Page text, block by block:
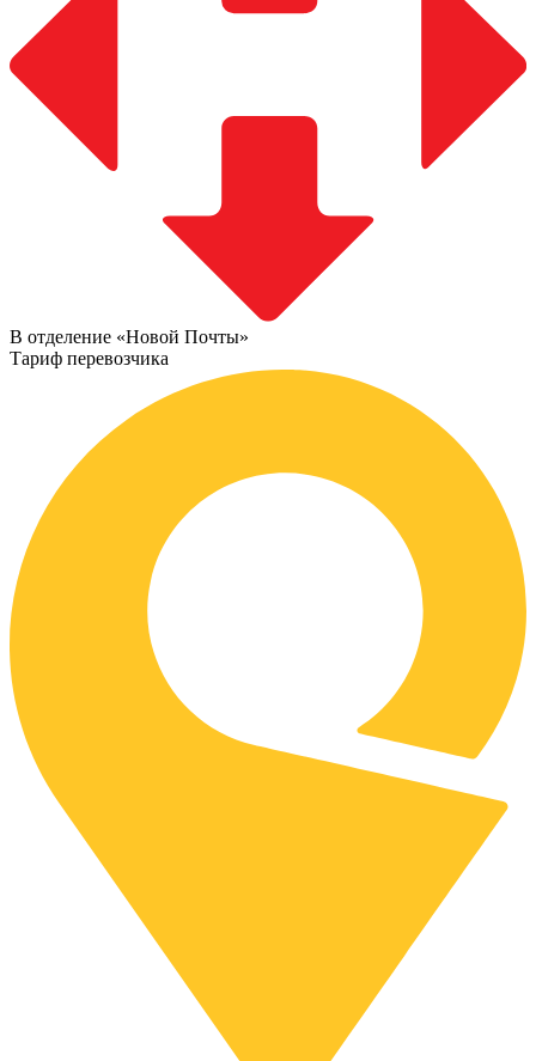
В отделение «Новой Почты»
Тариф перевозчика